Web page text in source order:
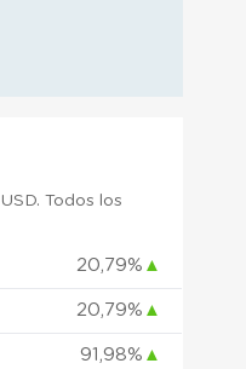
Todos los
20,79% ▲
20,79% ▲
91,98% ▲